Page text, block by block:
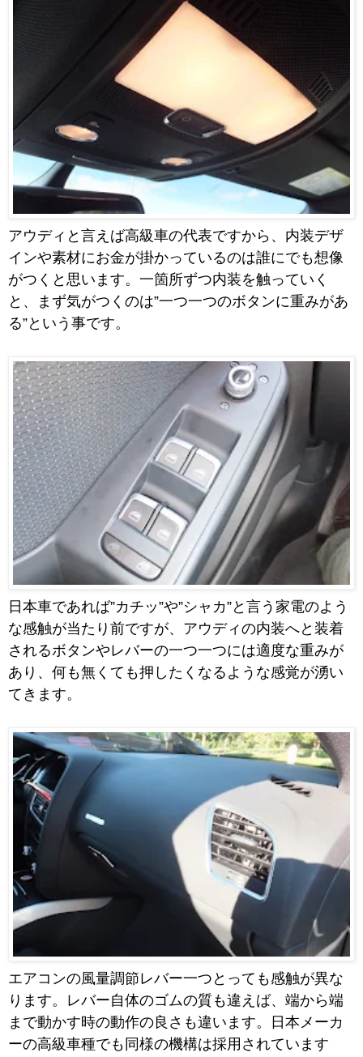
アウディと言えば高級車の代表ですから、内装デザ
インや素材にお金が掛かっているのは誰にでも想像
がつくと思います。一箇所ずつ内装を触っていく
と、まず気がつくのは”一つ一つのボタンに重みがあ
る”という事です。
日本車であれば”カチッ”や”シャカ”と言う家電のよう
な感触が当たり前ですが、アウディの内装へと装着
されるボタンやレバーの一つ一つには適度な重みが
あり、何も無くても押したくなるような感覚が湧い
てきます。
エアコンの風量調節レバー一つとっても感触が異な
ります。レバー自体のゴムの質も違えば、端から端
まで動かす時の動作の良さも違います。日本メーカ
ーの高級車種でも同様の機構は採用されています